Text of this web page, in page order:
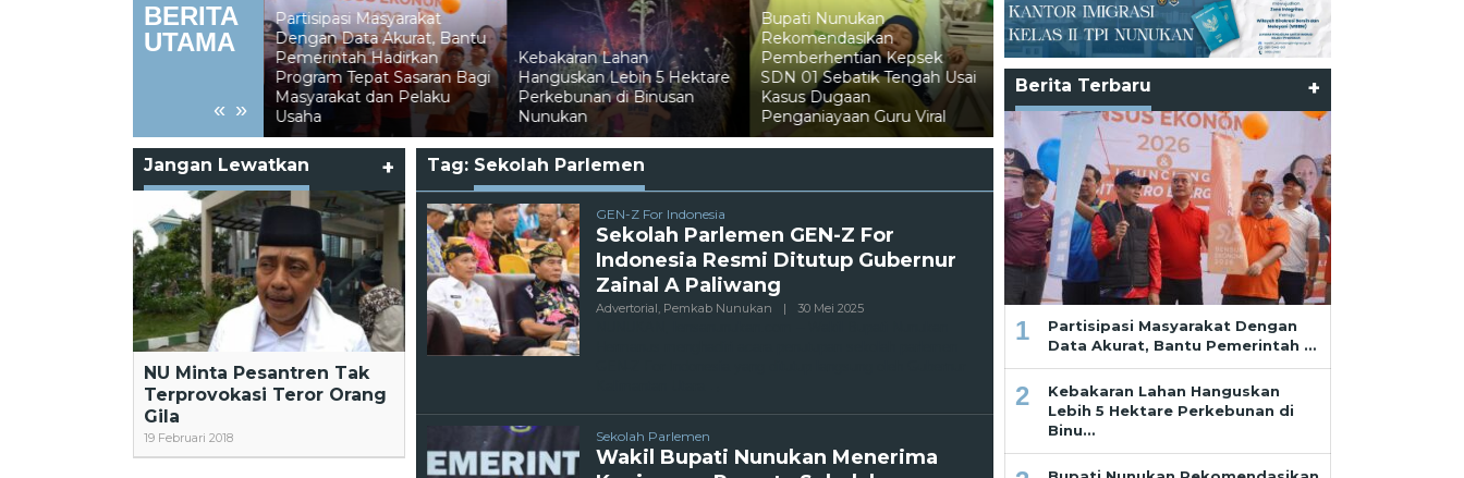
BERITA
UTAMA
« »
Partisipasi Masyarakat
Dengan Data Akurat, Bantu
Pemerintah Hadirkan
Kebakaran Lahan
Hanguskan Lebih 5 Hektare
Perkebunan di Binusan
Nunukan
Bupati Nunukan
Rekomendasikan
Pemberhentian Kepsek
SDN 01 Sebatik Tengah Usai
Kasus Dugaan
Penganiayaan Guru Viral
Pelni Catat Penurunan
Penumpang Mudik di
Nunukan
Ramadhan dan Pekikan dari
Saf Paling Belakang
Partisipasi Masyarakat
Dengan Data Akurat, Bantu
Pemerintah Hadirkan
Masyarakat dan Pelaku
Usaha
Jangan Lewatkan +
NU Minta Pesantren Tak
Terprovokasi Teror Orang
Gila
19 Februari 2018
Tag: Sekolah Parlemen
GEN-Z For Indonesia
Sekolah Parlemen GEN-Z For
Indonesia Resmi Ditutup Gubernur
Zainal A Paliwang
Advertorial Pemkab Nunukan | 30 Mei 2025Oleh
Sekolah Parlemen
Wakil Bupati Nunukan Menerima
Berita Terbaru +
1
Partisipasi Masyarakat Dengan
Data Akurat, Bantu Pemerintah …
2
Kebakaran Lahan Hanguskan
Lebih 5 Hektare Perkebunan di
Binu…